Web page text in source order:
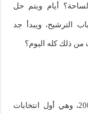
أيام ويتم حل
الترشيح، ويبدأ جد
من ذلك كله اليوم؟
لم تكن الصورة مختلفة كثيراً في انتخابات العام 2002، وهي أول انتخابات